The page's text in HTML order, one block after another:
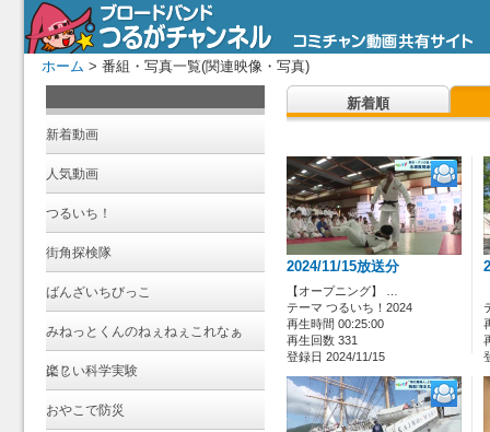
ホーム > 番組・写真一覧(関連映像・写真)
新着動画
人気動画
つるいち！
街角探検隊
ばんざいちびっこ
みねっとくんのねぇねぇこれなぁ
に？
楽しい科学実験
おやこで防災
新着順
2024/11/15放送分
【オープニング】 …
テーマ つるいち！2024
再生時間 00:25:00
再生回数 331
登録日 2024/11/15